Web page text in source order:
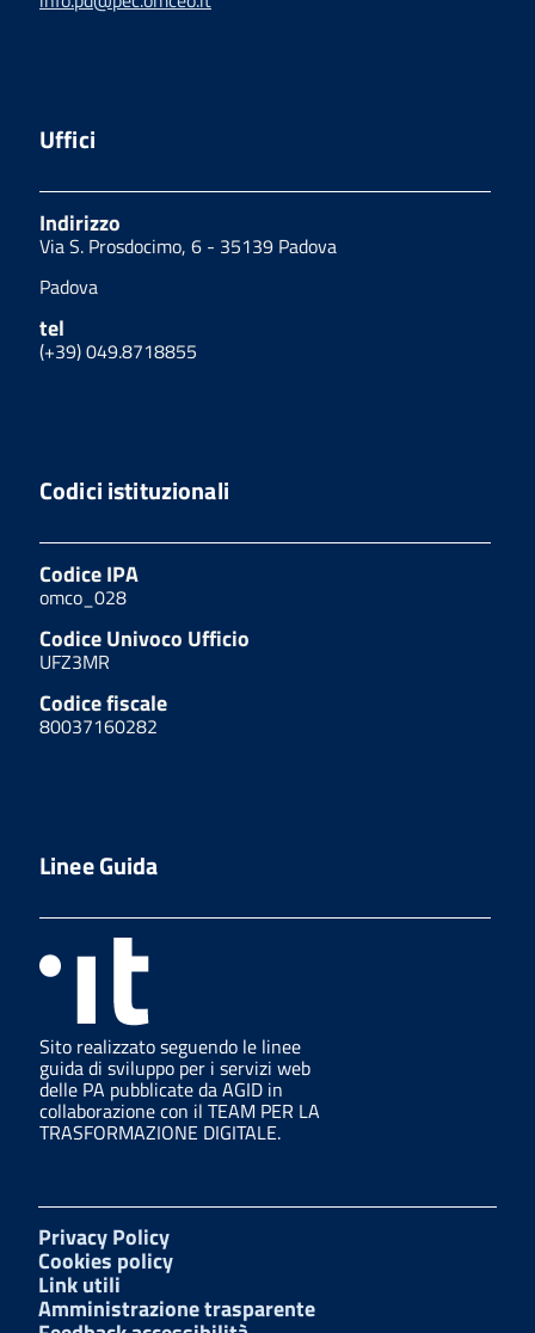
Uffici
Indirizzo
Via S. Prosdocimo, 6 - 35139 Padova
Padova
tel
(+39) 049.8718855
Codici istituzionali
Codice IPA
omco_028
Codice Univoco Ufficio
UFZ3MR
Codice fiscale
80037160282
Linee Guida
Sito realizzato seguendo le linee
guida di sviluppo per i servizi web
delle PA pubblicate da AGID in
collaborazione con il TEAM PER LA
TRASFORMAZIONE DIGITALE.
Privacy Policy
Cookies policy
Link utili
Amministrazione trasparente